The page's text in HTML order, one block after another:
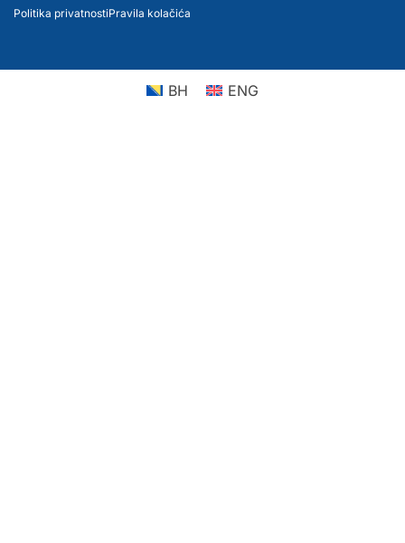
Politika privatnostiPravila kolačića
BH ENG